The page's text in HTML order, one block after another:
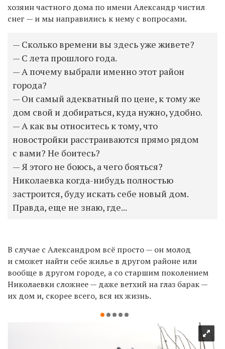
хозяин частного дома по имени Александр чистил
снег — и мы направились к нему с вопросами.
— Сколько времени вы здесь уже живете?
— С лета прошлого года.
— А почему выбрали именно этот район
города?
— Он самый адекватный по цене, к тому же
дом свой и добираться, куда нужно, удобно.
— А как вы относитесь к тому, что
новостройки расстраиваются прямо рядом
с вами? Не боитесь?
— Я этого не боюсь, а чего бояться?
Николаевка когда-нибудь полностью
застроится, буду искать себе новый дом.
Правда, еще не знаю, где...
В случае с Александром всё просто — он молод
и сможет найти себе жилье в другом районе или
вообще в другом городе, а со старшим поколением
Николаевки сложнее — даже ветхий на глаз барак —
их дом и, скорее всего, вся их жизнь.